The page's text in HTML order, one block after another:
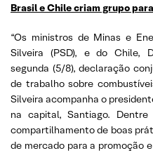
Brasil e Chile criam grupo
“Os ministros de Minas e
Silveira (PSD), e do Chile,
segunda (5/8), declaração
de trabalho sobre
Silveira acompanha o
na capital, Santiago.
compartilhamento de boas
de mercado para a promoção